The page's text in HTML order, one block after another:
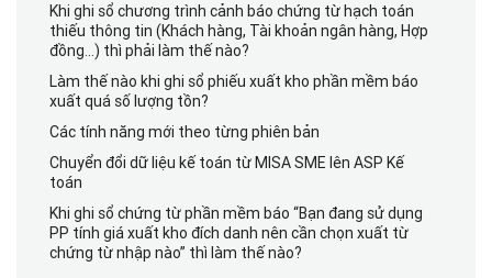
Khi ghi sổ chương trình cảnh báo chứng từ hạch toán
thiếu thông tin (Khách hàng, Tài khoản ngân hàng, Hợp
đồng…) thì phải làm thế nào?
Làm thế nào khi ghi sổ phiếu xuất kho phần mềm báo
xuất quá số lượng tồn?
Các tính năng mới theo từng phiên bản
Chuyển đổi dữ liệu kế toán từ MISA SME lên ASP Kế
toán
Khi ghi sổ chứng từ phần mềm báo “Bạn đang sử dụng
PP tính giá xuất kho đích danh nên cần chọn xuất từ
chứng từ nhập nào” thì làm thế nào?